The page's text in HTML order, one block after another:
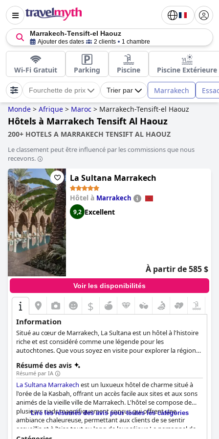
Marrakech-Tensift-el Haouz
Ajouter des dates 2 clients 1 chambre
Wi-Fi Gratuit Parking Piscine Piscine Extérieure
Fourchette de prix Trier par Marrakech
Monde > Afrique > Maroc > Marrakech-Tensift-el Haouz
Hôtels à Marrakech Tensift Al Haouz
200+ HOTELS A MARRAKECH TENSIFT AL HAOUZ
Le classement peut être influencé par les commissions que nous
recevons.
La Sultana Marrakech
Hôtel à Marrakech
9,2 Excellent
À partir de 585 $
Voir les disponibilités
$
Information
Situé au cœur de Marrakech, La Sultana est un hôtel à l'histoire
riche et est considéré comme une légende pour les
autochtones. Que vous soyez en visite pour explorer la région
vacances de luxe, l'hôtel 5 étoiles offre le meilleur des deux
mondes et vous assure que votre séjour sera inoubliable.
Résumé des avis
Résumé par IA
La Sultana Marrakech est un luxueux hôtel de charme situé à
l'orée de la Kasbah, offrant un accès facile aux sites et aux sons
animés de la vieille ville de Marrakech. L'hôtel se compose de
plusieurs riads magnifiquement conçus qui offrent une
ambiance chaleureuse, permettant aux clients de se sentir
accueillis et à l'aise tout au long de leur séjour. Le personnel de
Lire les résumés des avis pour toutes les catégories